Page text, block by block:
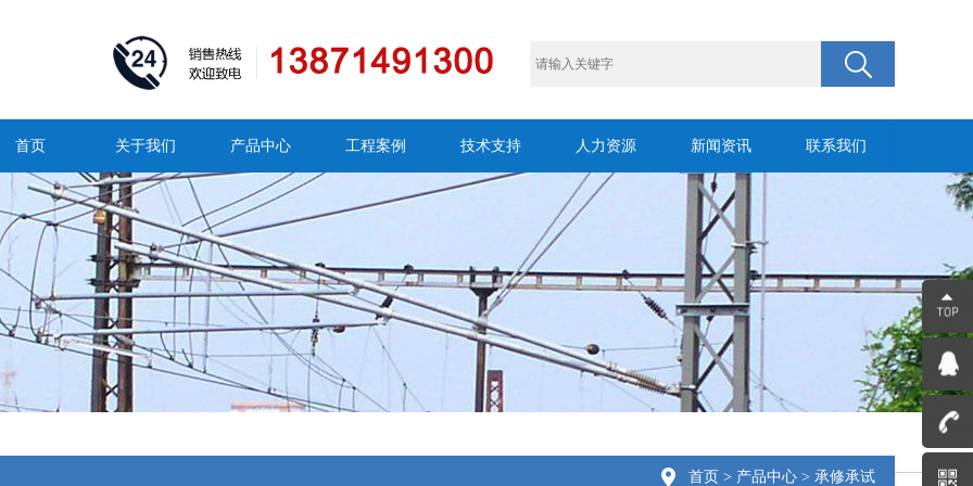
首页 关于我们 产品中心 工程案例 技术支持 人力资源 新闻资讯 联系我们
首页 > 产品中心 > 承修承试